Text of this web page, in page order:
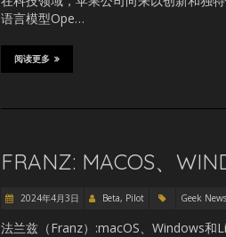
语言模型Ope…
阅读更多
FRANZ: MACOS、
2024年4月3日 Beta, Pilot Geek News
法兰兹（Franz）:macOS、Windows和